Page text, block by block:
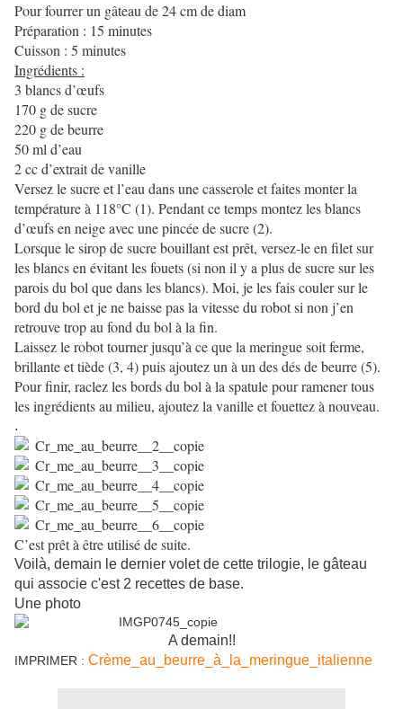
Pour fourrer un gâteau de 24 cm de diam
Préparation : 15 minutes
Cuisson : 5 minutes
Ingrédients :
3 blancs d’œufs
170 g de sucre
220 g de beurre
50 ml d’eau
2 cc d’extrait de vanille
Versez le sucre et l’eau dans une casserole et faites monter la
température à 118°C (1). Pendant ce temps montez les blancs
d’œufs en neige avec une pincée de sucre (2).
Lorsque le sirop de sucre bouillant est prêt, versez-le en filet sur
les blancs en évitant les fouets (si non il y a plus de sucre sur les
parois du bol que dans les blancs). Moi, je les fais couler sur le
bord du bol et je ne baisse pas la vitesse du robot si non j’en
retrouve trop au fond du bol à la fin.
Laissez le robot tourner jusqu’à ce que la meringue soit ferme,
brillante et tiède (3, 4) puis ajoutez un à un des dés de beurre (5).
Pour finir, raclez les bords du bol à la spatule pour ramener tous
les ingrédients au milieu, ajoutez la vanille et fouettez à nouveau.
.
C’est prêt à être utilisé de suite.
Voilà, demain le dernier volet de cette trilogie, le gâteau
qui associe c'est 2 recettes de base.
Une photo
A demain!!
IMPRIMER : Crème_au_beurre_à_la_meringue_italienne